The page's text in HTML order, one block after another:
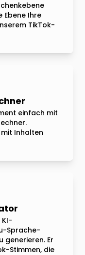
Ebene Ihre
TikTok-
einfach mit
mit Inhalten
KI-
Sprache-
generieren. Er
Stimmen, die